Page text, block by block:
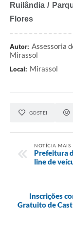
Ruilândia /
Flores
Autor: Assessoria
Mirassol
Local: Mirassol
GOSTEI
NOTÍCIA MAIS
Prefeitura
line de
Inscrições
Gratuito de